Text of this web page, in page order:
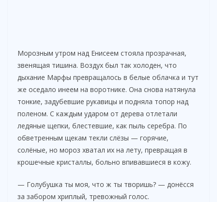
Морозным утром над Енисеем стояла прозрачная,
звенящая тишина. Воздух был так холоден, что
дыхание Марфы превращалось в белые облачка и тут
же оседало инеем на воротнике. Она снова натянула
тонкие, задубевшие рукавицы и подняла топор над
поленом. С каждым ударом от дерева отлетали
ледяные щепки, блестевшие, как пыль серебра. По
обветренным щекам текли слёзы — горячие,
солёные, но мороз хватал их на лету, превращая в
крошечные кристаллы, больно впивавшиеся в кожу.
— Голубушка ты моя, что ж ты творишь? — донёсся
за забором хриплый, тревожный голос.